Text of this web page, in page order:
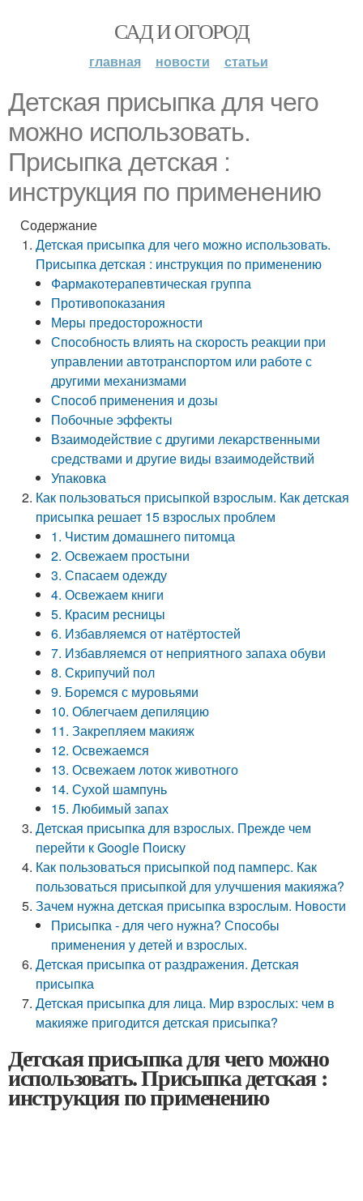
САД И ОГОРОД
главная новости статьи
Детская присыпка для чего
можно использовать.
Присыпка детская :
инструкция по применению
Содержание
Детская присыпка для чего можно использовать.
Присыпка детская : инструкция по применению
Фармакотерапевтическая группа
Противопоказания
Меры предосторожности
Способность влиять на скорость реакции при
управлении автотранспортом или работе с
другими механизмами
Способ применения и дозы
Побочные эффекты
Взаимодействие с другими лекарственными
средствами и другие виды взаимодействий
Упаковка
Как пользоваться присыпкой взрослым. Как детская
присыпка решает 15 взрослых проблем
1. Чистим домашнего питомца
2. Освежаем простыни
3. Спасаем одежду
4. Освежаем книги
5. Красим ресницы
6. Избавляемся от натёртостей
7. Избавляемся от неприятного запаха обуви
8. Скрипучий пол
9. Боремся с муровьями
10. Облегчаем депиляцию
11. Закрепляем макияж
12. Освежаемся
13. Освежаем лоток животного
14. Сухой шампунь
15. Любимый запах
Детская присыпка для взрослых. Прежде чем
перейти к Google Поиску
Как пользоваться присыпкой под памперс. Как
пользоваться присыпкой для улучшения макияжа?
Зачем нужна детская присыпка взрослым. Новости
Присыпка - для чего нужна? Способы
применения у детей и взрослых.
Детская присыпка от раздражения. Детская
присыпка
Детская присыпка для лица. Мир взрослых: чем в
макияже пригодится детская присыпка?
Детская присыпка для чего можно
использовать. Присыпка детская :
инструкция по применению